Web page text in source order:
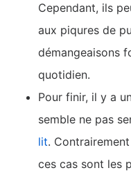
Cependant, ils
aux piqures de
démangeaisons
quotidien.
Pour finir, il y a
semble ne pas
lit.
ces cas sont les